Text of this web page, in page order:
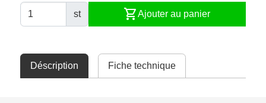
st shopping_cartAjouter au panier
Déscription Fiche technique